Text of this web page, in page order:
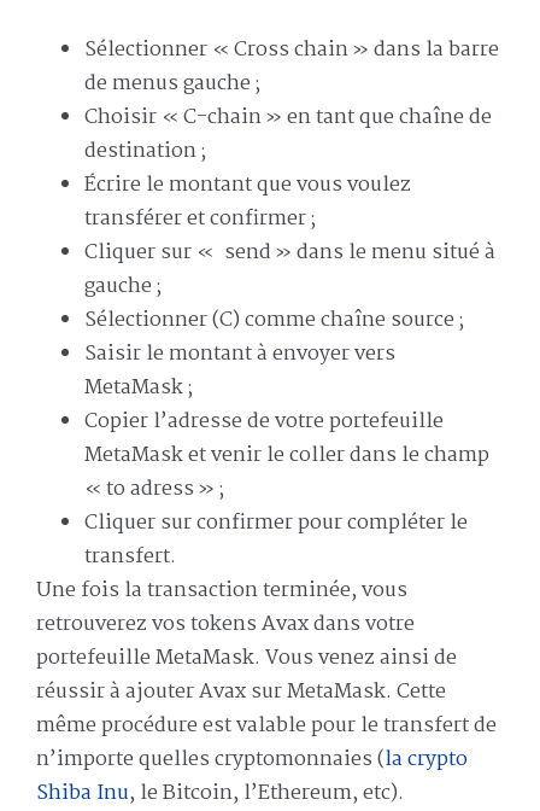
Sélectionner « Cross chain » dans la barre
de menus gauche ;
Choisir « C-chain » en tant que chaîne de
destination ;
Écrire le montant que vous voulez
transférer et confirmer ;
Cliquer sur « send » dans le menu situé à
gauche ;
Sélectionner (C) comme chaîne source ;
Saisir le montant à envoyer vers
MetaMask ;
Copier l’adresse de votre portefeuille
MetaMask et venir le coller dans le champ
« to adress » ;
Cliquer sur confirmer pour compléter le
transfert.
Une fois la transaction terminée, vous
retrouverez vos tokens Avax dans votre
portefeuille MetaMask. Vous venez ainsi de
réussir à ajouter Avax sur MetaMask. Cette
même procédure est valable pour le transfert de
n’importe quelles cryptomonnaies (la crypto
Shiba Inu, le Bitcoin, l’Ethereum, etc).